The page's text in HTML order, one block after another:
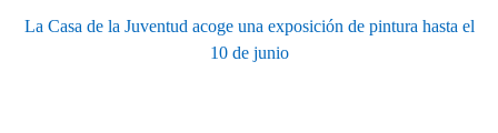
La Casa de la Juventud acoge una exposición de pintura hasta el
10 de junio